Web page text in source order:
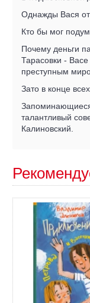
Однажды Вася
Кто бы мог
Почему деньги
Тарасовки - Васе
преступным
Зато в конце
Запоминающиеся
талантливый
Калиновский.